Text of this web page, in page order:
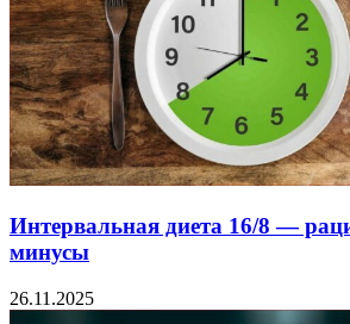
Интервальная диета 16/8 —
минусы
26.11.2025